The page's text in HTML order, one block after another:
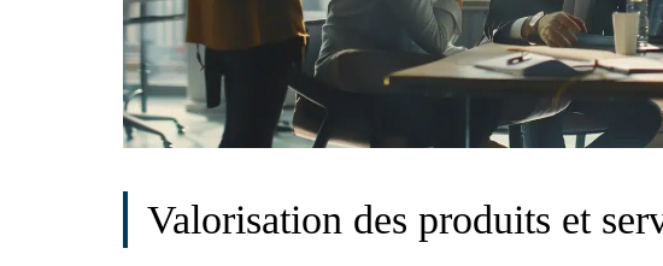
Valorisation des produits et